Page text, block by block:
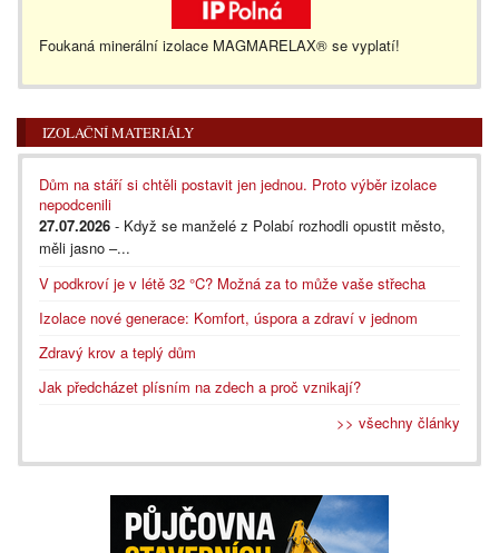
Foukaná minerální izolace MAGMARELAX® se vyplatí!
IZOLAČNÍ MATERIÁLY
Dům na stáří si chtěli postavit jen jednou. Proto výběr izolace
nepodcenili
27.07.2026 - Když se manželé z Polabí rozhodli opustit město,
měli jasno –...
V podkroví je v létě 32 °C? Možná za to může vaše střecha
Izolace nové generace: Komfort, úspora a zdraví v jednom
Zdravý krov a teplý dům
Jak předcházet plísním na zdech a proč vznikají?
>> všechny články